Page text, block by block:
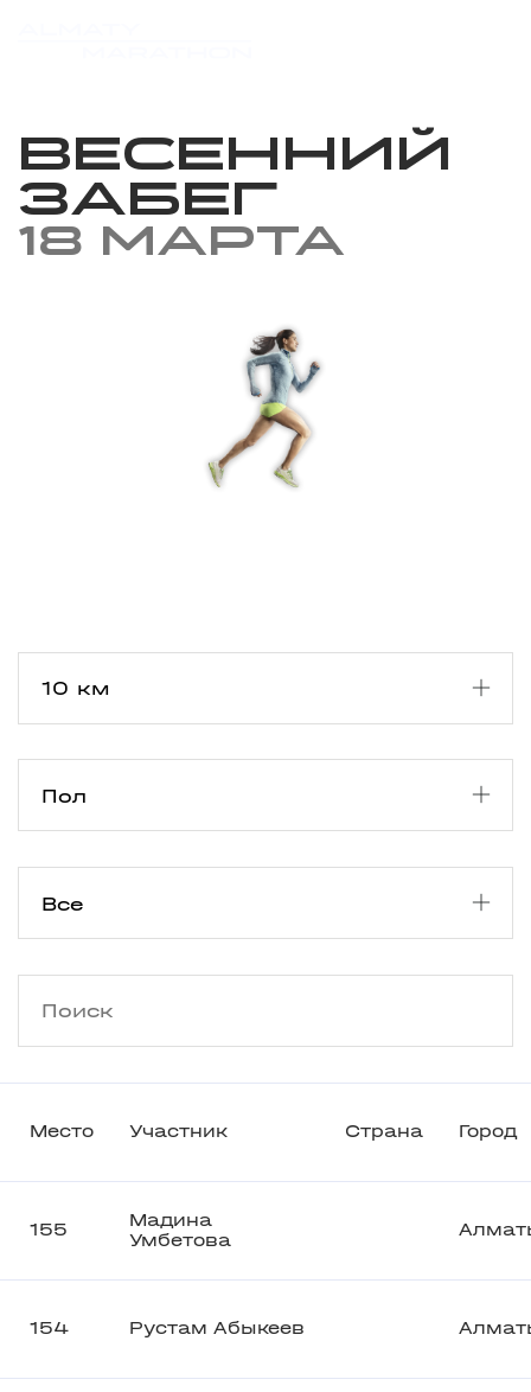
Весенний
забег
18 марта
Место Участник Страна Город
155
Мадина
Умбетова
154 Рустам Абыкеев